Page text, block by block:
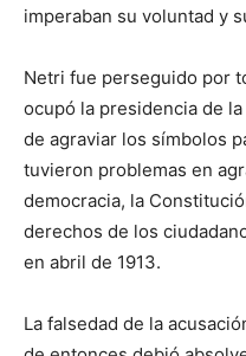
imperaban su voluntad y
Netri fue perseguido por
ocupó la presidencia de
de agraviar los símbolos
tuvieron problemas en
democracia, la
derechos de los
en abril de 1913.
La falsedad de la